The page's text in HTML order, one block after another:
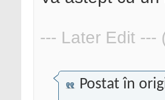
--- Later Edit ---
Postat în